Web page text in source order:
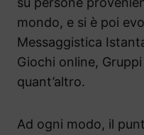
mondo, e si è poi
Messaggistica
Giochi online,
quant’altro.
Ad ogni modo, il